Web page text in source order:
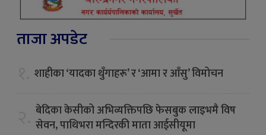
ताजा अपडेट
शाहीका ‘यादका थुँगाहरू’ र ‘आमा र आँसु’ विमोचन
बेदिका केसीको अभिव्यक्तिपछि फेसबुक लाइभमै विष
सेवन, पाथिभरा मन्दिरकी माता आईसीयूमा